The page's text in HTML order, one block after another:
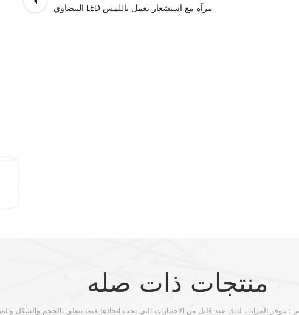
البيضاوي LED مرآة مع استشعار تعمل باللمس
منتجات ذات صله
؛ تتوفر المرايا ، لديك عدد قليل من الاختيارات التي يجب اتخاذها فيما يتعلق بالحجم والشكل